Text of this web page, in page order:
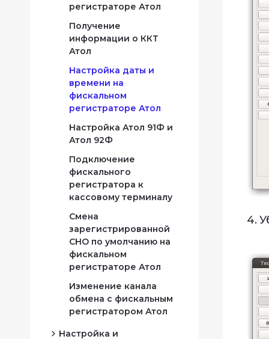
регистраторе Атол
Получение
информации о ККТ
Атол
Настройка даты и
времени на
фискальном
регистраторе Атол
Настройка Атол 91Ф и
Атол 92Ф
Подключение
фискального
регистратора к
кассовому терминалу
Смена
зарегистрированной
СНО по умолчанию на
фискальном
регистраторе Атол
Изменение канала
обмена с фискальным
регистратором Атол
Настройка и
4.